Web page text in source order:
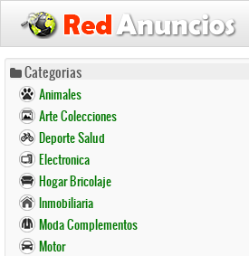
Pasar
contenido
principal
Categorias
Animales
Arte Colecciones
Deporte Salud
Electronica
Hogar Bricolaje
Inmobiliaria
Moda Complementos
Motor